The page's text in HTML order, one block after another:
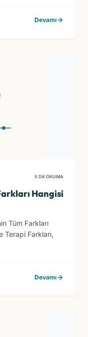
Devamı
5 DK OKUMA
Hangisi
Tüm Farkları
Terapi Farkları,
Devamı